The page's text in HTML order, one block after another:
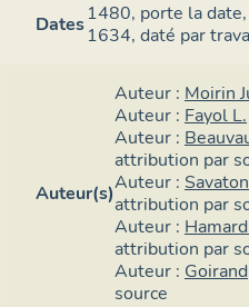
Dates1480, porte la date
1634,daté par
Auteur(s)
Auteur : Moirin
Auteur : Fayol L.
Auteur :
attribution par
Auteur :
attribution par
Auteur :
attribution par
Auteur : Goirand
source